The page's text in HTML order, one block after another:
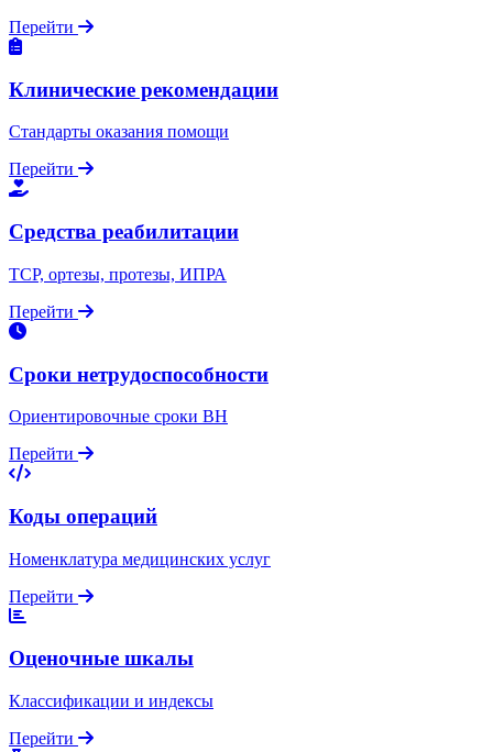
Перейти
Клинические рекомендации
Стандарты оказания помощи
Перейти
Средства реабилитации
ТСР, ортезы, протезы, ИПРА
Перейти
Сроки нетрудоспособности
Ориентировочные сроки ВН
Перейти
Коды операций
Номенклатура медицинских услуг
Перейти
Оценочные шкалы
Классификации и индексы
Перейти